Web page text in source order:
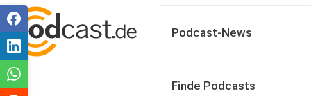
Podcast-News
Finde Podcasts